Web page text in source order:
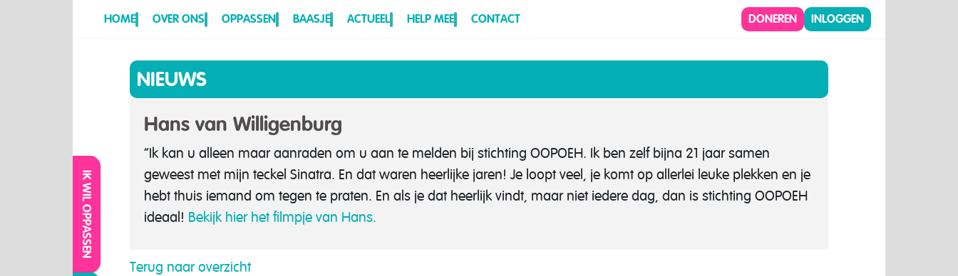
HOME OVER ONS OPPASSEN BAASJE ACTUEEL HELP MEE CONTACT DONEREN INLOGGEN
IK WIL OPPASSEN
NIEUWS
Hans van Willigenburg
“Ik kan u alleen maar aanraden om u aan te melden bij stichting OOPOEH. Ik ben zelf bijna 21 jaar samen
geweest met mijn teckel Sinatra. En dat waren heerlijke jaren! Je loopt veel, je komt op allerlei leuke plekken en je
hebt thuis iemand om tegen te praten. En als je dat heerlijk vindt, maar niet iedere dag, dan is stichting OOPOEH
ideaal! Bekijk hier het filmpje van Hans.
Terug naar overzicht